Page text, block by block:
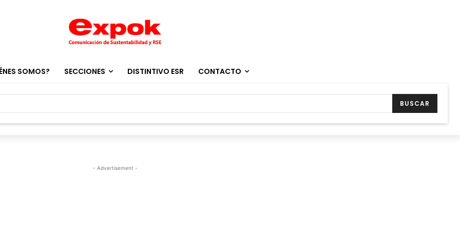
SOMOS? SECCIONES DISTINTIVO ESR CONTACTO
BUSCAR
- Advertisement -